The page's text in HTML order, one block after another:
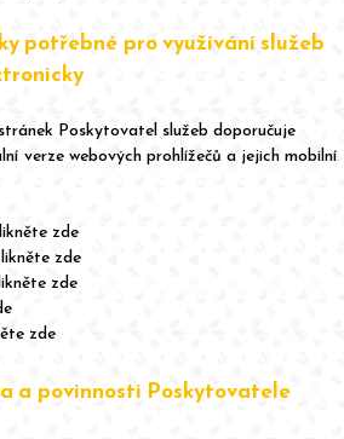
potřebné pro využívání služeb
Poskytovatel služeb doporučuje
verze webových prohlížečů a jejich mobilní
zde
zde
zde
zde
a povinnosti Poskytovatele